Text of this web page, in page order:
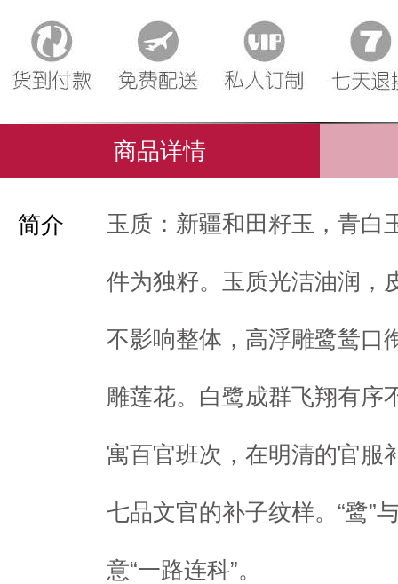
商品详情
简介 玉质：新疆和田籽玉，青白
件为独籽。玉质光洁油润，
不影响整体，高浮雕鹭鸶口
雕莲花。白鹭成群飞翔有序
寓百官班次，在明清的官服
七品文官的补子纹样。“鹭”
意“一路连科”。